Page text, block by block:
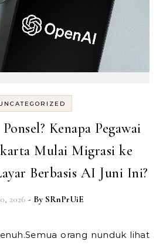
Kenapa Pegawai
Mulai Migrasi ke
Berbasis AI Juni Ini?
2026 - By SRnPrUiE